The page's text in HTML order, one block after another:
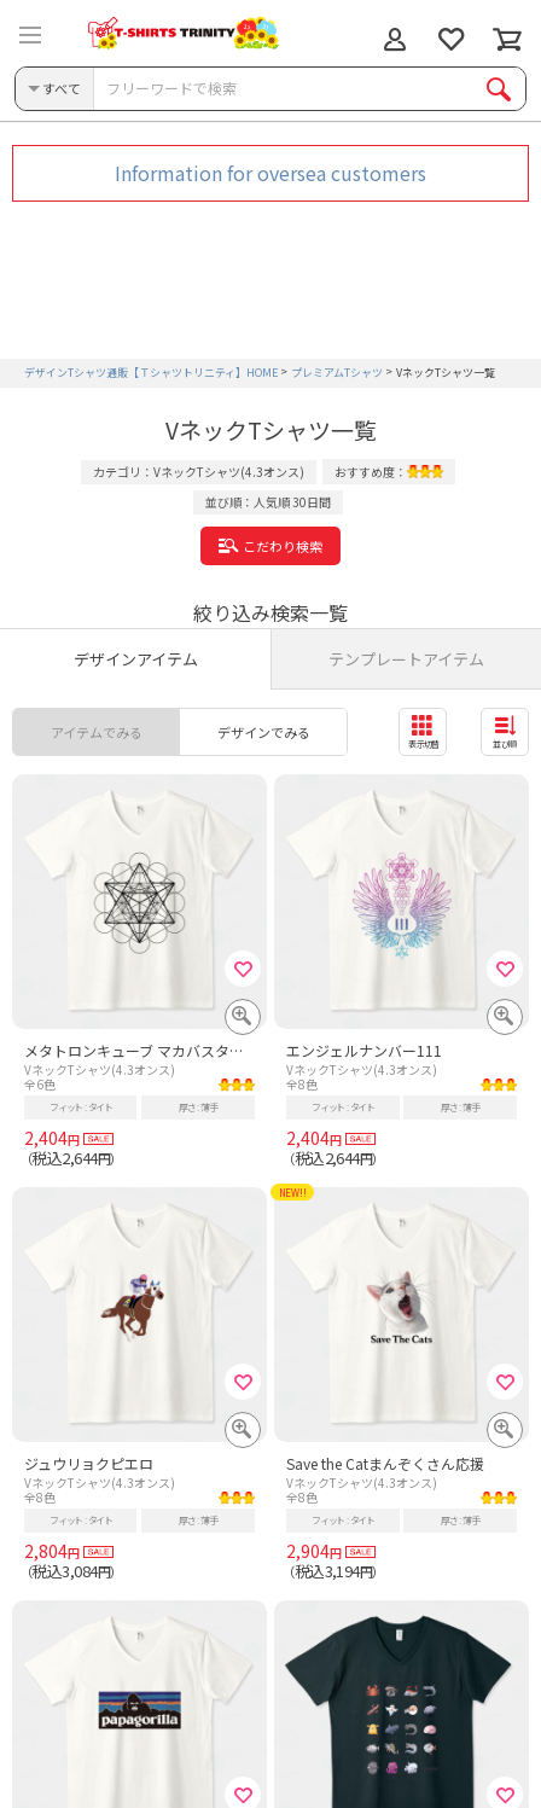
Information for oversea customers
すべて
デザインTシャツ通販【Ｔシャツトリニティ】HOME プレミアムTシャツ VネックTシャツ一覧
VネックTシャツ一覧
カテゴリ：VネックTシャツ(4.3オンス)
おすすめ度：
並び順：人気順 30日間
こだわり検索
絞り込み検索一覧
デザインアイテム テンプレートアイテム
アイテムでみる デザインでみる
表示切替 並び順
メタトロンキューブ マカバスター(マカバ)神聖幾何学
VネックTシャツ(4.3オンス)
全6色
フィット タイト 厚さ 薄手
2,404円
（税込2,644円）
エンジェルナンバー111
VネックTシャツ(4.3オンス)
全8色
フィット タイト 厚さ 薄手
2,404円
（税込2,644円）
ジュウリョクピエロ
VネックTシャツ(4.3オンス)
全8色
フィット タイト 厚さ 薄手
2,804円
（税込3,084円）
Save the Catまんぞくさん応援
VネックTシャツ(4.3オンス)
全8色
フィット タイト 厚さ 薄手
2,904円
（税込3,194円）
NEW!!